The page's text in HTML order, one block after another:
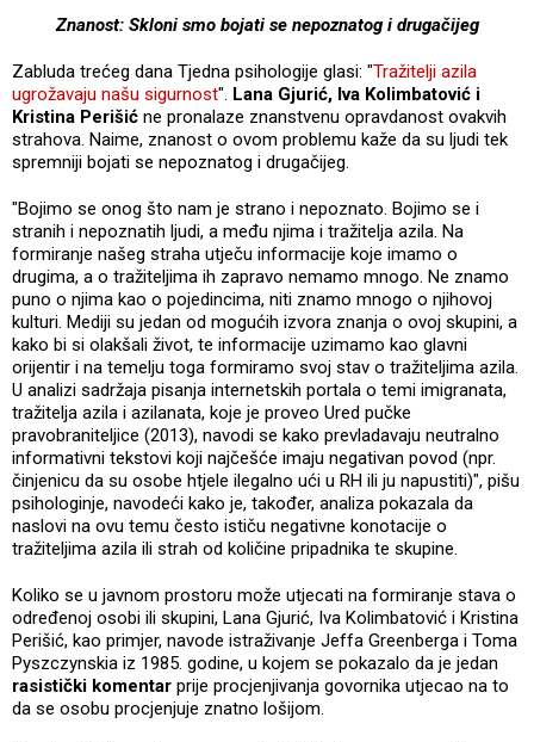
Znanost: Skloni smo bojati se nepoznatog i drugačijeg
Zabluda trećeg dana Tjedna psihologije glasi: "Tražitelji azila
ugrožavaju našu sigurnost". Lana Gjurić, Iva Kolimbatović i
Kristina Perišić ne pronalaze znanstvenu opravdanost ovakvih
strahova. Naime, znanost o ovom problemu kaže da su ljudi tek
spremniji bojati se nepoznatog i drugačijeg.
"Bojimo se onog što nam je strano i nepoznato. Bojimo se i
stranih i nepoznatih ljudi, a među njima i tražitelja azila. Na
formiranje našeg straha utječu informacije koje imamo o
drugima, a o tražiteljima ih zapravo nemamo mnogo. Ne znamo
puno o njima kao o pojedincima, niti znamo mnogo o njihovoj
kulturi. Mediji su jedan od mogućih izvora znanja o ovoj skupini, a
kako bi si olakšali život, te informacije uzimamo kao glavni
orijentir i na temelju toga formiramo svoj stav o tražiteljima azila.
U analizi sadržaja pisanja internetskih portala o temi imigranata,
tražitelja azila i azilanata, koje je proveo Ured pučke
pravobraniteljice (2013), navodi se kako prevladavaju neutralno
informativni tekstovi koji najčešće imaju negativan povod (npr.
činjenicu da su osobe htjele ilegalno ući u RH ili ju napustiti)", pišu
psihologinje, navodeći kako je, također, analiza pokazala da
naslovi na ovu temu često ističu negativne konotacije o
tražiteljima azila ili strah od količine pripadnika te skupine.
Koliko se u javnom prostoru može utjecati na formiranje stava o
određenoj osobi ili skupini, Lana Gjurić, Iva Kolimbatović i Kristina
Perišić, kao primjer, navode istraživanje Jeffa Greenberga i Toma
Pyszczynskia iz 1985. godine, u kojem se pokazalo da je jedan
rasistički komentar prije procjenjivanja govornika utjecao na to
da se osobu procjenjuje znatno lošijom.